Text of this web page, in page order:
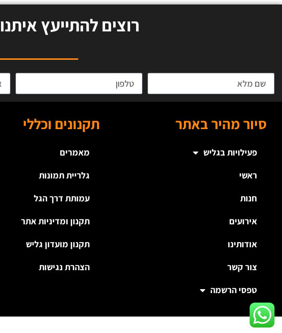
רוצים להתייעץ
סיור מהיר באתר
פעילויות בגליש
ראשי
חנות
אירועים
אודותינו
צור קשר
טפסי הרשמה
תקנונים וכללי
מאמרים
גלריית תמונות
עמותת דרך הגל
תקנון ומדיניות אתר
תקנון מועדון גליש
הצהרת נגישות